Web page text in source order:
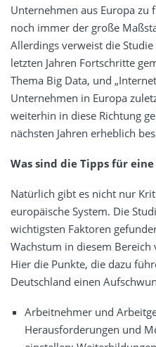
Unternehmen aus Europa zu
noch immer der große
Allerdings verweist die
letzten Jahren Fortschritte
Thema Big Data, und
Unternehmen in Europa
weiterhin in diese Richtung
nächsten Jahren erheblich
Was sind die Tipps für
Natürlich gibt es nicht nur
europäische System. Die
wichtigsten Faktoren
Wachstum in diesem
Hier die Punkte, die dazu
Deutschland einen
Arbeitnehmer und
Herausforderungen und